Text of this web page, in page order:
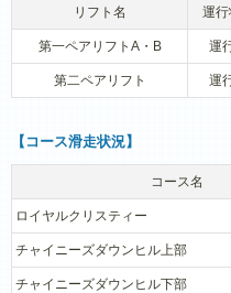
リフト名 運
第一ペアリフトA・B 運
第二ペアリフト 運
【コース滑走状況】
コース名
ロイヤルクリスティー
チャイニーズダウンヒル上部
チャイニーズダウンヒル下部